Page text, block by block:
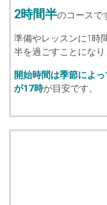
2時間半のコースで
準備やレッスンに1時
半を過ごすことになり
開始時間は季節によ
が17時が目安です。